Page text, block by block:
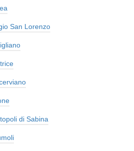
San Lorenzo
di Sabina